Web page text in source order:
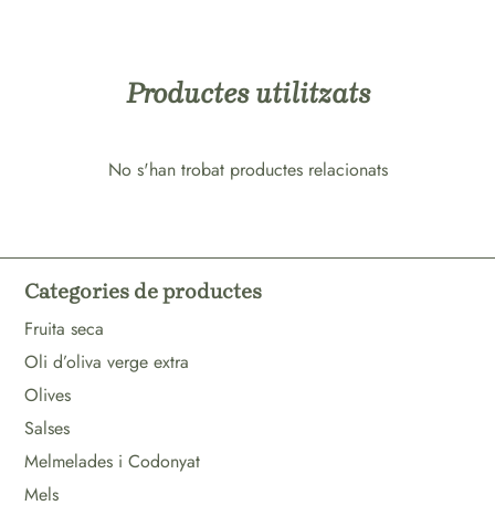
Productes utilitzats
No s'han trobat productes relacionats
Categories de productes
Fruita seca
Oli d’oliva verge extra
Olives
Salses
Melmelades i Codonyat
Mels